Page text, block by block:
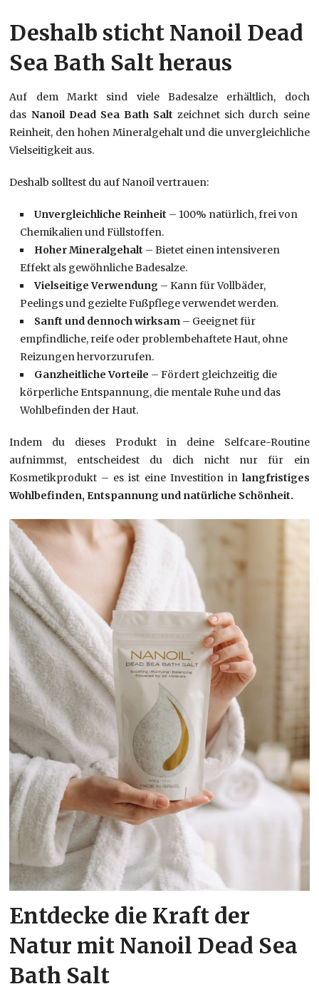
Deshalb sticht Nanoil Dead
Sea Bath Salt heraus
Auf dem Markt sind viele Badesalze erhältlich, doch
das Nanoil Dead Sea Bath Salt zeichnet sich durch seine
Reinheit, den hohen Mineralgehalt und die unvergleichliche
Vielseitigkeit aus.
Deshalb solltest du auf Nanoil vertrauen:
Unvergleichliche Reinheit – 100% natürlich, frei von
Chemikalien und Füllstoffen.
Hoher Mineralgehalt – Bietet einen intensiveren
Effekt als gewöhnliche Badesalze.
Vielseitige Verwendung – Kann für Vollbäder,
Peelings und gezielte Fußpflege verwendet werden.
Sanft und dennoch wirksam – Geeignet für
empfindliche, reife oder problembehaftete Haut, ohne
Reizungen hervorzurufen.
Ganzheitliche Vorteile – Fördert gleichzeitig die
körperliche Entspannung, die mentale Ruhe und das
Wohlbefinden der Haut.
Indem du dieses Produkt in deine Selfcare-Routine
aufnimmst, entscheidest du dich nicht nur für ein
Kosmetikprodukt – es ist eine Investition in langfristiges
Wohlbefinden, Entspannung und natürliche Schönheit.
Entdecke die Kraft der
Natur mit Nanoil Dead Sea
Bath Salt